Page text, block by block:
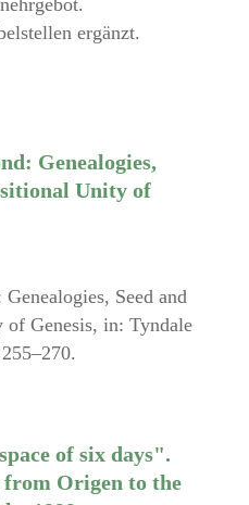
ergänzt.
Genealogies,
Unity of
Seed and
Genesis, in: Tyndale
of six days".
from Origen to the